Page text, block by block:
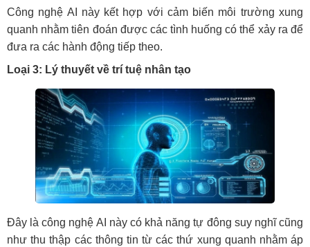
Công nghệ AI này kết hợp với cảm biến môi trường xung
quanh nhằm tiên đoán được các tình huống có thể xảy ra để
đưa ra các hành động tiếp theo.
Loại 3: Lý thuyết về trí tuệ nhân tạo
Đây là công nghệ AI này có khả năng tự đông suy nghĩ cũng
như thu thập các thông tin từ các thứ xung quanh nhằm áp